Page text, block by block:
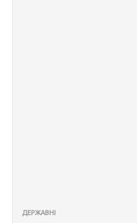
ДЕРЖАВНІ